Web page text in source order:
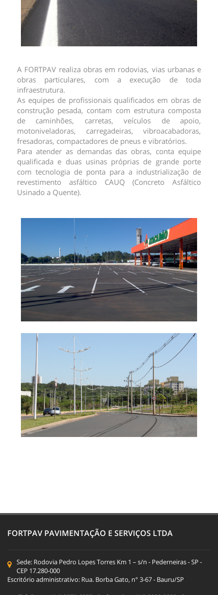
A FORTPAV realiza obras em rodovias, vias urbanas e
obras particulares, com a execução de toda
infraestrutura.
As equipes de profissionais qualificados em obras de
construção pesada, contam com estrutura composta
de caminhões, carretas, veículos de apoio,
motoniveladoras, carregadeiras, vibroacabadoras,
fresadoras, compactadores de pneus e vibratórios.
Para atender as demandas das obras, conta equipe
qualificada e duas usinas próprias de grande porte
com tecnologia de ponta para a industrialização de
revestimento asfáltico CAUQ (Concreto Asfáltico
Usinado a Quente).
FORTPAV PAVIMENTAÇÃO E SERVIÇOS LTDA
Sede: Rodovia Pedro Lopes Torres Km 1 – s/n - Pederneiras - SP -
CEP 17.280-000
Escritório administrativo: Rua. Borba Gato, n° 3-67 - Bauru/SP